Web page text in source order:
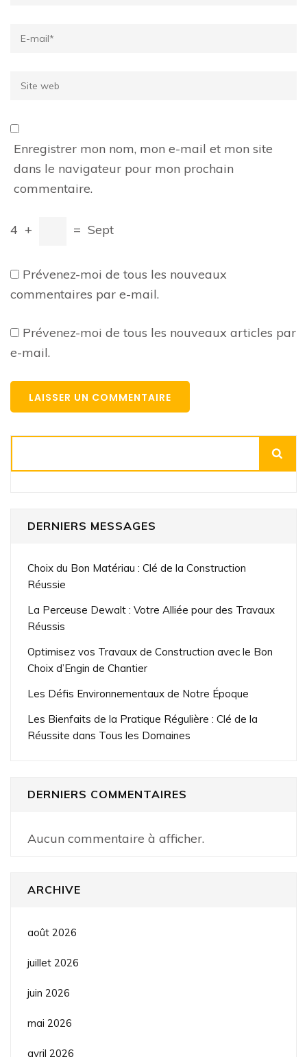
Email*
Site
Enregistrer mon nom, mon e-mail et mon site
dans le navigateur pour mon prochain
commentaire.
4 + = Sept
Prévenez-moi de tous les nouveaux
commentaires par e-mail.
Prévenez-moi de tous les nouveaux articles par
e-mail.
DERNIERS MESSAGES
Choix du Bon Matériau : Clé de la Construction
Réussie
La Perceuse Dewalt : Votre Alliée pour des Travaux
Réussis
Optimisez vos Travaux de Construction avec le Bon
Choix d’Engin de Chantier
Les Défis Environnementaux de Notre Époque
Les Bienfaits de la Pratique Régulière : Clé de la
Réussite dans Tous les Domaines
DERNIERS COMMENTAIRES
Aucun commentaire à afficher.
ARCHIVE
août 2026
juillet 2026
juin 2026
mai 2026
avril 2026